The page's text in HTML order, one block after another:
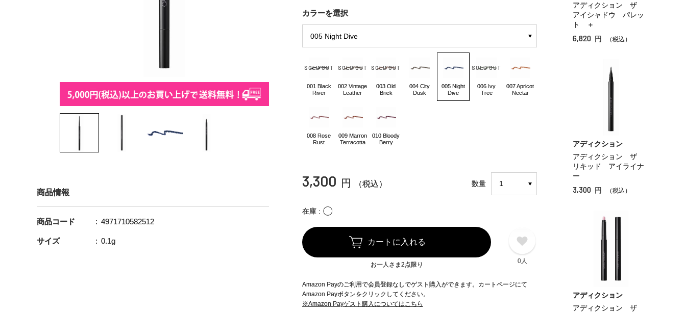
カラーを選択
001 Black
River
002 Vintage
Leather
003 Old
Brick
004 City
Dusk
005 Night
Dive
006 Ivy
Tree
007 Apricot
Nectar
008 Rose
Rust
009 Marron
Terracotta
010 Bloody
Berry
3,300 円 （税込） 数量
在庫 〇
カートに入れる
お一人さま2点限り 0人
Amazon Payのご利用で会員登録なしでゲスト購入ができます。カートページにて
Amazon Payボタンをクリックしてください。
※Amazon Payゲスト購入についてはこちら
商品情報
商品コード 4971710582512
サイズ 0.1g
アディクション ザ
アイシャドウ パレッ
ト ＋
6,820 円 （税込）
アディクション
アディクション ザ
リキッド アイライナ
ー
3,300 円 （税込）
アディクション
アディクション ザ